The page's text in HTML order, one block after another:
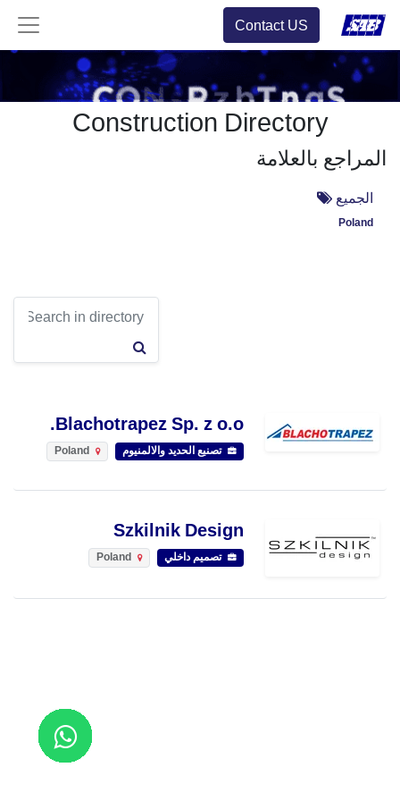
Contact US
Construction Directory
المراجع بالعلامة
الجميع
Poland
Blachotrapez Sp. z o.o.
تصنيع الحديد والالمنيوم
Szkilnik Design
تصميم داخلي